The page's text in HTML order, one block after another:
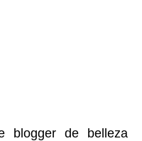
blogger de belleza